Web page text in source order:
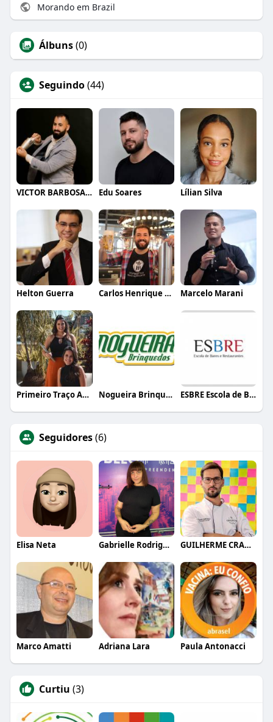
Morando em Brazil
Álbuns(0)
Seguindo(44)
VICTOR BARBOSA QUARANTA Edu Soares Lílian Silva
Helton Guerra Carlos Henrique de Faria Vasconcelos Marcelo Marani
Primeiro Traço Arquitetura Nogueira Brinquedos ESBRE Escola de Bares e Restaurantes
Seguidores(6)
Elisa Neta Gabrielle Rodrigues GUILHERME CRAMER BALLE
Marco Amatti Adriana Lara Paula Antonacci
Curtiu (3)